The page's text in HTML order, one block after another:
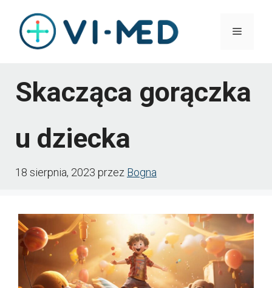
Przejdź
Menu
Skacząca gorączka
u dziecka
18 sierpnia, 2023 przez Bogna